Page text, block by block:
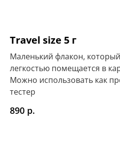
Travel size 5 г
Маленький флакон,
легкостью помещается в
Можно использовать как
тестер
890 р.